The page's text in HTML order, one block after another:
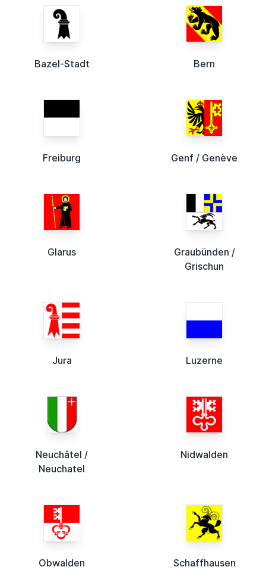
Bazel-Stadt Bern
Freiburg Genf / Genève
Glarus
Graubünden /
Grischun
Jura Luzerne
Neuchâtel /
Neuchatel
Nidwalden
Obwalden Schaffhausen